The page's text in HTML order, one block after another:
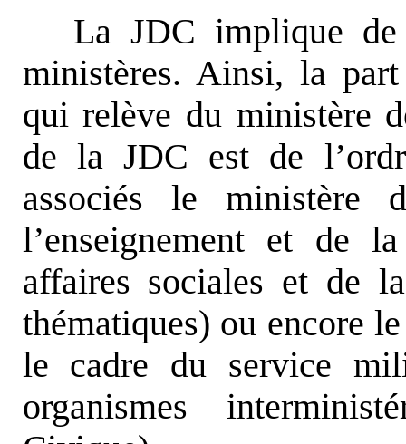
La JDC implique de
ministères. Ainsi, la
qui relève du ministère
de la JDC est de
associés le ministère
l’enseignement et de
affaires sociales et de
thématiques) ou encore
le cadre du service
organismes